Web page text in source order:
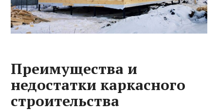
Преимущества и
недостатки каркасного
строительства